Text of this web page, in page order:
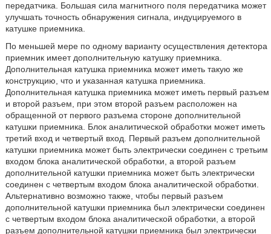
передатчика. Большая сила магнитного поля передатчика может
улучшать точность обнаружения сигнала, индуцируемого в
катушке приемника.
По меньшей мере по одному варианту осуществления детектора
приемник имеет дополнительную катушку приемника.
Дополнительная катушка приемника может иметь такую же
конструкцию, что и указанная катушка приемника.
Дополнительная катушка приемника может иметь первый разъем
и второй разъем, при этом второй разъем расположен на
обращенной от первого разъема стороне дополнительной
катушки приемника. Блок аналитической обработки может иметь
третий вход и четвертый вход. Первый разъем дополнительной
катушки приемника может быть электрически соединен с третьим
входом блока аналитической обработки, а второй разъем
дополнительной катушки приемника может быть электрически
соединен с четвертым входом блока аналитической обработки.
Альтернативно возможно также, чтобы первый разъем
дополнительной катушки приемника был электрически соединен
с четвертым входом блока аналитической обработки, а второй
разъем дополнительной катушки приемника был электрически